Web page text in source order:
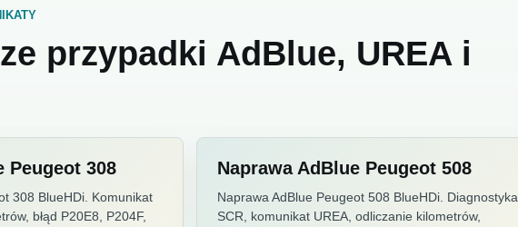
przypadki AdBlue, UREA i
Peugeot 308
308 BlueHDi. Komunikat
błąd P20E8, P204F,
Naprawa AdBlue Peugeot 508
Naprawa AdBlue Peugeot 508 BlueHDi. Diagnostyka
SCR, komunikat UREA, odliczanie kilometrów,